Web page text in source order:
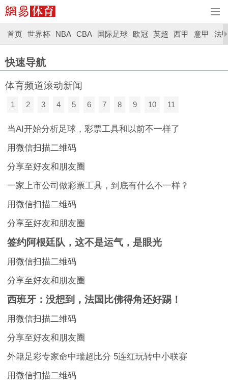
首页 世界杯 NBA CBA 国际足球 欧冠 英超 西甲 意甲 法
快速导航
体育频道滚动新闻
1 2 3 4 5 6 7 8 9 10 11
当AI开始分析足球，彩票工具和以前不一样了
用微信扫描二维码
分享至好友和朋友圈
一家上市公司做彩票工具，到底有什么不一样？
用微信扫描二维码
分享至好友和朋友圈
签约阿根廷队，这不是运气，是眼光
用微信扫描二维码
分享至好友和朋友圈
西班牙：没想到，法国比佛得角还好踢！
用微信扫描二维码
分享至好友和朋友圈
外籍足彩专家命中瑞超比分 5连红玩转中小联赛
用微信扫描二维码